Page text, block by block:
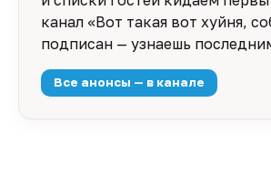
канал «Вот такая вот хуйня,
подписан — узнаешь
Все анонсы — в канале